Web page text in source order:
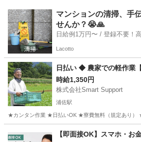
新潟 新潟市 ポスティング スタッフ
マンションの清掃、手
せんか？😭🙏
日給例1万円〜 / 登
Lacotto
日払い ◆ 農家での軽作業
時給1,350円
株式会社Smart Support
浦佐駅
★カンタン作業 ★日払いOK ★寮費無料（規定あり）
浦佐駅 仕分け 雑草
【即面接OK】スマホ・お